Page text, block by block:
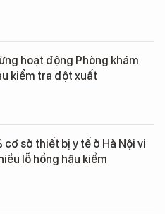
hoạt động Phòng khám
kiểm tra đột xuất
cơ sở thiết bị y tế ở Hà Nội vi
lỗ hổng hậu kiểm